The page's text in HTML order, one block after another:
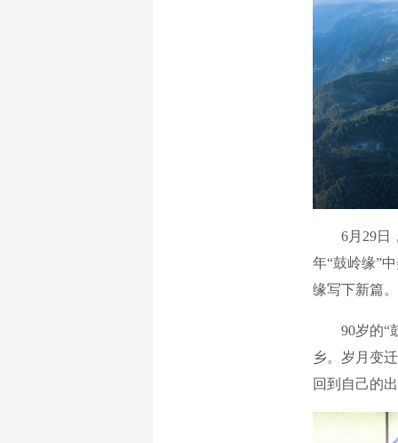
6月29日，
年“鼓岭缘”
缘写下新篇。
90岁的“鼓
乡。岁月变
回到自己的